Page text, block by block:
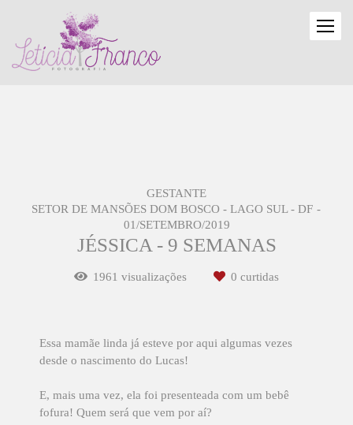
GESTANTE
SETOR DE MANSÕES DOM BOSCO - LAGO SUL - DF
01/SETEMBRO/2019
JÉSSICA - 9 SEMANAS
1961 visualizações 0 curtidas
Essa mamãe linda já esteve por aqui algumas vezes
desde o nascimento do Lucas!
E, mais uma vez, ela foi presenteada com um bebê
fofura! Quem será que vem por aí?